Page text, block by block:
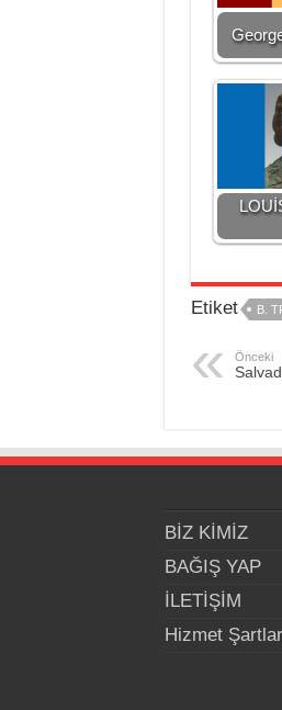
Etiket B.
Önceki
BİZ KİMİZ
BAĞIŞ YAP
İLETİŞİM
Hizmet